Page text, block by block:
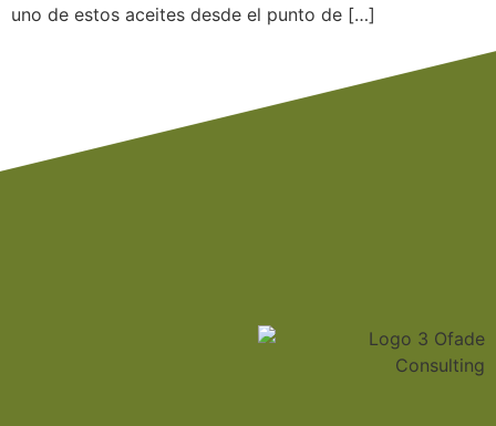
uno de estos aceites desde el punto de […]